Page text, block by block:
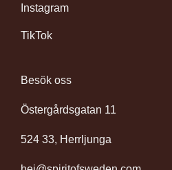
Instagram
TikTok
Besök oss
Östergårdsgatan 11
524 33, Herrljunga